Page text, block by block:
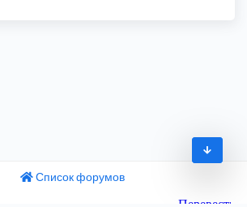
Список форумов